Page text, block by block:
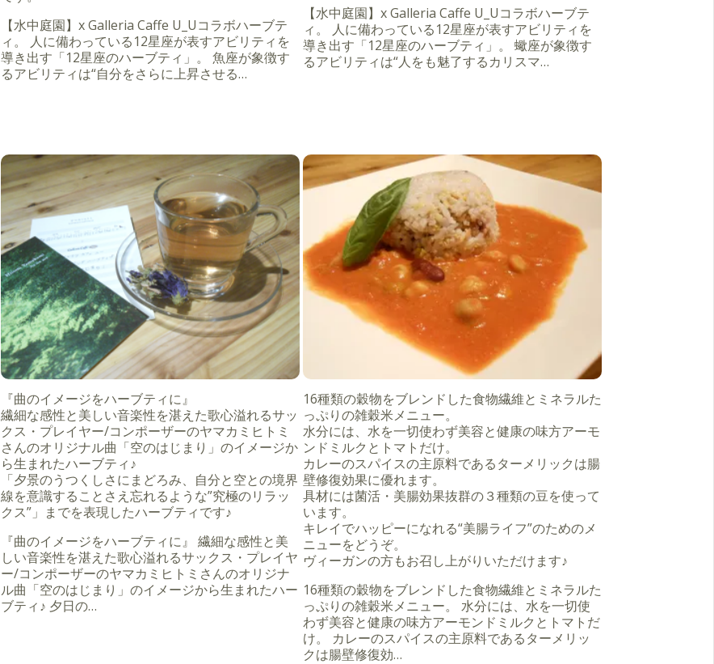
【水中庭園】x Galleria Caffe U_Uコラボハーブテ
ィ。 人に備わっている12星座が表すアビリティを
導き出す「12星座のハーブティ」。 魚座が象徴す
るアビリティは“自分をさらに上昇させる…
【水中庭園】x Galleria Caffe U_Uコラボハーブテ
ィ。 人に備わっている12星座が表すアビリティを
導き出す「12星座のハーブティ」。 蠍座が象徴す
るアビリティは“人をも魅了するカリスマ…
『曲のイメージをハーブティに』
繊細な感性と美しい音楽性を湛えた歌心溢れるサッ
クス・プレイヤー/コンポーザーのヤマカミヒトミ
さんのオリジナル曲「空のはじまり」のイメージか
ら生まれたハーブティ♪
「夕景のうつくしさにまどろみ、自分と空との境界
線を意識することさえ忘れるような”究極のリラッ
クス”」までを表現したハーブティです♪
『曲のイメージをハーブティに』 繊細な感性と美
しい音楽性を湛えた歌心溢れるサックス・プレイヤ
ー/コンポーザーのヤマカミヒトミさんのオリジナ
ル曲「空のはじまり」のイメージから生まれたハー
ブティ♪ 夕日の…
16種類の穀物をブレンドした食物繊維とミネラルた
っぷりの雑穀米メニュー。
水分には、水を一切使わず美容と健康の味方アーモ
ンドミルクとトマトだけ。
カレーのスパイスの主原料であるターメリックは腸
壁修復効果に優れます。
具材には菌活・美腸効果抜群の３種類の豆を使って
います。
キレイでハッピーになれる“美腸ライフ”のためのメ
ニューをどうぞ。
ヴィーガンの方もお召し上がりいただけます♪
16種類の穀物をブレンドした食物繊維とミネラルた
っぷりの雑穀米メニュー。 水分には、水を一切使
わず美容と健康の味方アーモンドミルクとトマトだ
け。 カレーのスパイスの主原料であるターメリッ
クは腸壁修復効…